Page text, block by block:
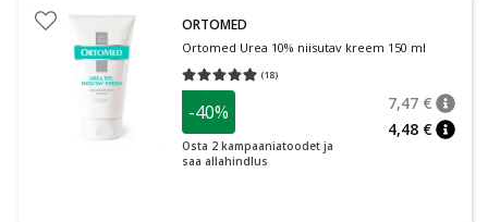
ORTOMED
Ortomed Urea 10% niisutav kreem 150 ml
(18)
Keskmine hinnang 4.89
-40%
Osta 2 kampaaniatoodet ja
saa allahindlus
7,47 €
4,48 €